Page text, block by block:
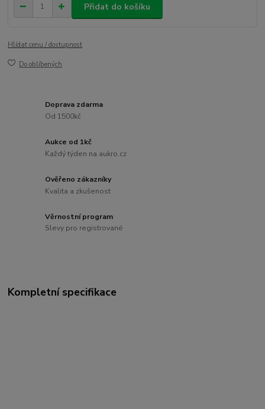
Přidat do košíku
Hlídat cenu / dostupnost
Do oblíbených
Doprava zdarma
Od 1500kč
Aukce od 1kč
Každý týden na aukro.cz
Ověřeno zákazníky
Kvalita a zkušenost
Věrnostní program
Slevy pro registrované
Kompletní specifikace